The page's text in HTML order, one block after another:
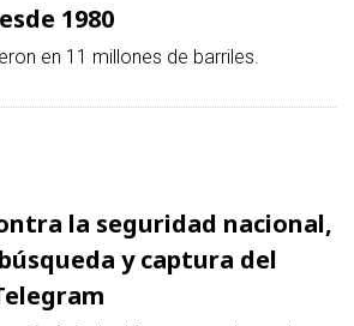
1980
en 11 millones de barriles.
la seguridad nacional,
y captura del